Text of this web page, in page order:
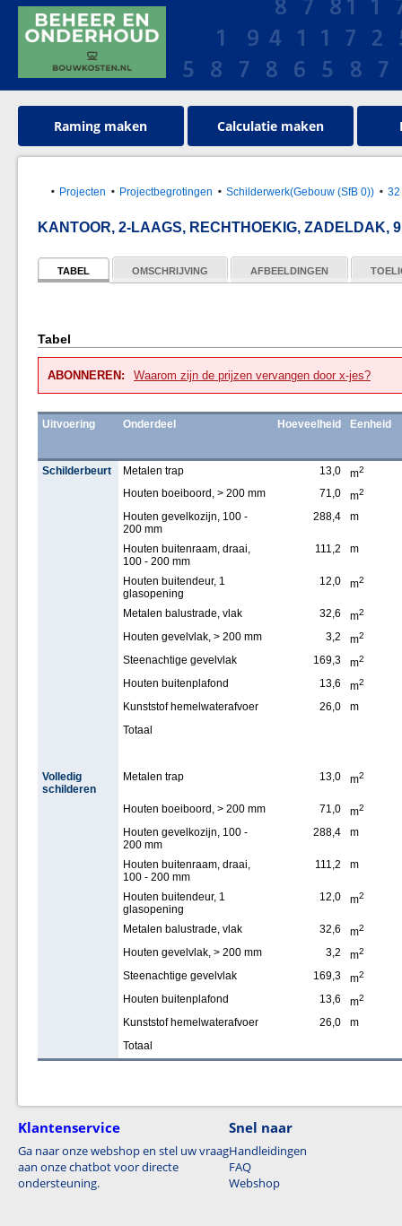
Raming maken Calculatie maken
Projecten Projectbegrotingen Schilderwerk(Gebouw (SfB 0))
KANTOOR, 2-LAAGS, RECHTHOEKIG, ZADELDAK,
TABEL OMSCHRIJVING AFBEELDINGEN
Tabel
ABONNEREN: Waarom zijn de prijzen vervangen door x-jes?
Uitvoering Onderdeel Hoeveelheid Eenheid
Schilderbeurt Metalen trap 13,0 m2
Houten boeiboord, > 200 mm 71,0 m2
Houten gevelkozijn, 100 -
200 mm
288,4 m
Houten buitenraam, draai,
100 - 200 mm
111,2 m
Houten buitendeur, 1
glasopening
12,0 m2
Metalen balustrade, vlak 32,6 m2
Houten gevelvlak, > 200 mm 3,2 m2
Steenachtige gevelvlak 169,3 m2
Houten buitenplafond 13,6 m2
Kunststof hemelwaterafvoer 26,0
m
Totaal
Volledig
schilderen
Metalen trap 13,0 m2
Houten boeiboord, > 200 mm 71,0 m2
Houten gevelkozijn, 100 -
200 mm
288,4 m
Houten buitenraam, draai,
100 - 200 mm
111,2 m
Houten buitendeur, 1
glasopening
12,0 m2
Metalen balustrade, vlak 32,6 m2
Houten gevelvlak, > 200 mm 3,2 m2
Steenachtige gevelvlak 169,3 m2
Houten buitenplafond 13,6 m2
Kunststof hemelwaterafvoer 26,0
m
Totaal
Klantenservice
Ga naar onze webshop en stel uw vraag
aan onze chatbot voor directe
ondersteuning.
Snel naar
Handleidingen
FAQ
Webshop